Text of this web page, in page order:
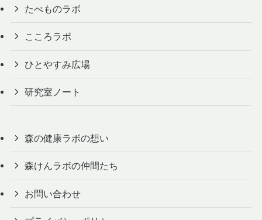
たべものラボ
こころラボ
ひとやすみ広場
研究室ノート
森の健康ラボの想い
森けんラボの仲間たち
お問い合わせ